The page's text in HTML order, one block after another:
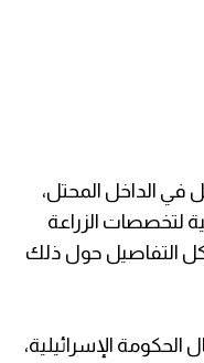
في الداخل المحتل،
لتخصصات الزراعة
كل التفاصيل حول ذلك
الإسرائيلية،